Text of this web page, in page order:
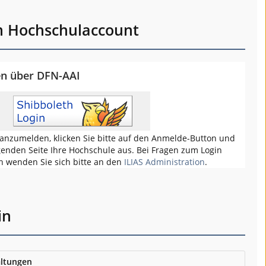
Hochschulaccount
über DFN-AAI
klicken Sie bitte auf den Anmelde-Button und
Seite Ihre Hochschule aus. Bei Fragen zum Login
wenden Sie sich bitte an den ILIAS Administration.